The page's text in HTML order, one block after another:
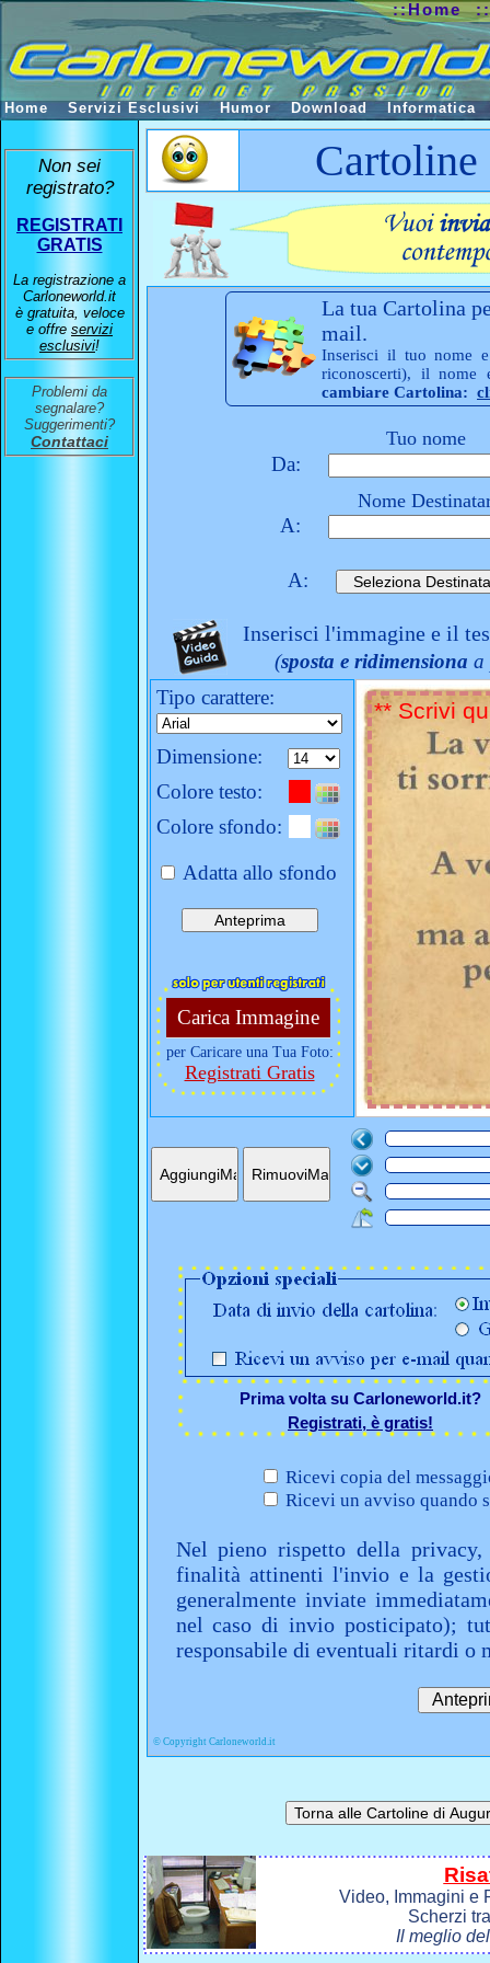
Cartoline
La tua Cartolina
mail.
Inserisci il tuo nome
riconoscerti), il
cambiare Cartolina:
Tuo nome
Da:
Nome
A:
A:
Inserisci l'immagine e il
(sposta e ridimensiona a
Tipo carattere:
Dimensione:
Colore testo:
Colore sfondo:
Adatta allo sfondo
Carica Immagine
per Caricare una Tua Foto:
Registrati Gratis
Prima volta su Carloneworld.it?
Registrati, è gratis!
Ricevi copia del
Ricevi un avviso quando
Nel pieno rispetto della
finalità attinenti l'invio e la
generalmente inviate
nel caso di invio posticipato);
responsabile di eventuali ritardi o
© Copyright Carloneworld.it
Video, Immagini e
Scherzi
Il meglio
Non sei
registrato?
REGISTRATI
GRATIS
La registrazione a
Carloneworld.it
è gratuita, veloce
e offre servizi
esclusivi!
Problemi da
segnalare?
Suggerimenti?
Contattaci
::Home
Home Servizi Esclusivi Humor Download Informatica